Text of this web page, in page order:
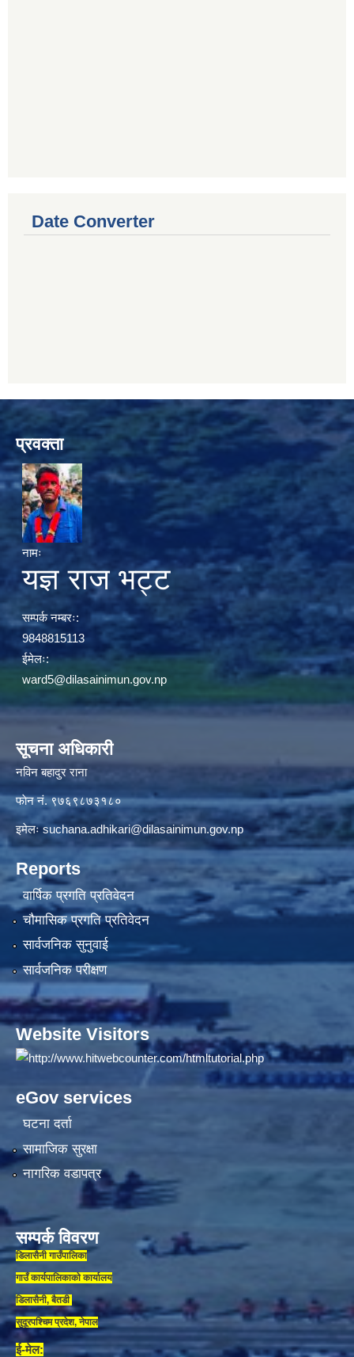
Date Converter
प्रवक्ता
नामः
यज्ञ राज भट्ट
सम्पर्क नम्बरः:
9848815113
ईमेलः:
ward5@dilasainimun.gov.np
सूचना अधिकारी
नविन बहादुर राना
फाेन नं. ९७६९८७३१८०
इमेलःsuchana.adhikari@dilasainimun.gov.np
Reports
वार्षिक प्रगति प्रतिवेदन
चौमासिक प्रगति प्रतिवेदन
सार्वजनिक सुनुवाई
सार्वजनिक परीक्षण
Website Visitors
eGov services
घटना दर्ता
सामाजिक सुरक्षा
नागरिक वडापत्र
सम्पर्क विवरण
डिलासैनी गाउँपालिका
गाउँ कार्यपालिकाकाे कार्यालय
डिलासैनी, बैतडी
सुदूरपश्चिम प्रदेश, नेपाल
ई-मेल: